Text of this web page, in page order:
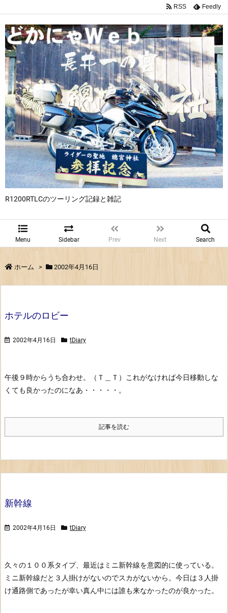
R1200RTLCのツーリング記録と雑記
Menu Sidebar Prev Next Search
RSS Feedly
ホーム > 2002年4月16日
ホテルのロビー
2002年4月16日 tDiary
午後９時からうち合わせ。（Ｔ＿Ｔ） これがなければ今日移動しな
くても良かったのになあ・・・・・。
記事を読む
新幹線
2002年4月16日 tDiary
久々の１００系タイプ、最近はミニ新幹線を意図的に使っている。
ミニ新幹線だと ３人掛けがないのでスカがないから。 今日は３人掛
け通路側であったが幸い真ん中には誰も来なかったのが良かった。